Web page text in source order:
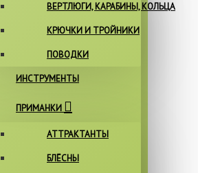
ВЕРТЛЮГИ, КАРАБИНЫ, КОЛЬЦА
КРЮЧКИ И ТРОЙНИКИ
ПОВОДКИ
ИНСТРУМЕНТЫ
ПРИМАНКИ
АТТРАКТАНТЫ
БЛЁСНЫ